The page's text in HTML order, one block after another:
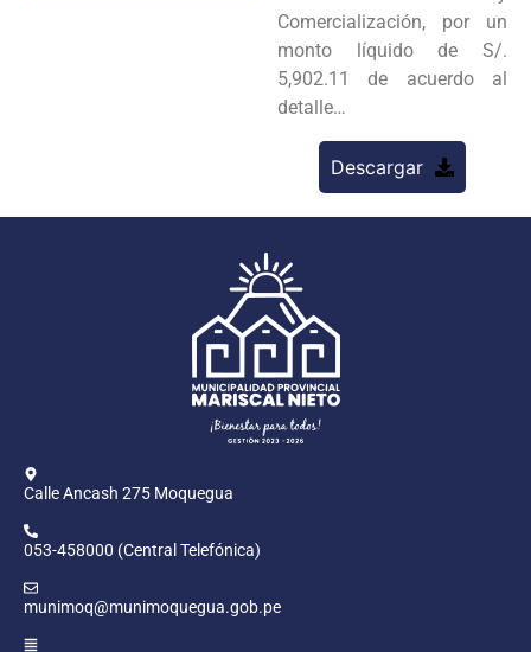
Comercialización, por un
monto líquido de S/.
5,902.11 de acuerdo al
detalle…
Descargar
Calle Ancash 275 Moquegua
053-458000 (Central Telefónica)
munimoq@munimoquegua.gob.pe